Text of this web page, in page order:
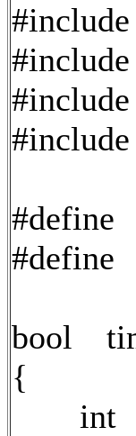
bool
{
int